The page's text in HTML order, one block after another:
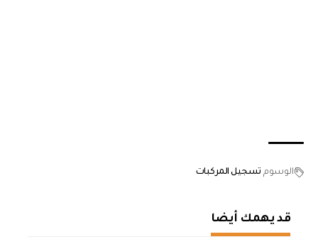
الوسوم تسجيل المركبات
قد يهمك أيضا